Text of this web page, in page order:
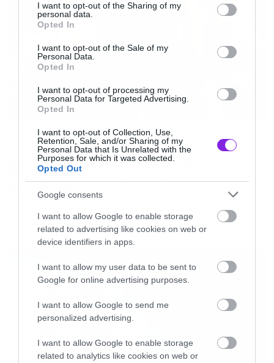
not limited to your visit or usage behaviour. You may click to
grant or deny consent to Google and its third-party tags to
use your data for below specified purposes in below Google
consent section.
I want to opt-out of the Sharing of my
personal data.
Opted In
I want to opt-out of the Sale of my
Personal Data.
Opted In
I want to opt-out of processing my
Personal Data for Targeted Advertising.
Opted In
I want to opt-out of Collection, Use,
Retention, Sale, and/or Sharing of my
Personal Data that Is Unrelated with the
Purposes for which it was collected.
Opted Out
Google consents
I want to allow Google to enable storage
related to advertising like cookies on web or
device identifiers in apps.
I want to allow my user data to be sent to
Google for online advertising purposes.
I want to allow Google to send me
personalized advertising.
I want to allow Google to enable storage
related to analytics like cookies on web or
δήλωσε αρχικά ο ηγέτης των Megadeth και του
βγάζουμε το καπέλο γι αυτό, αλλά στη
συνέχεια κατάφερε να χρησιμοποιήσει τον
εαυτό του στην ίδια πρόταση, με τον James
Hetfield (αυτό είναι λογικό) τον Axl Rose (έτσι
όπως έχει γίνει ο Axl Rose επίσης λογικό) και
τιμωρείται με κάποια βαριά ποινή).
Είμαστε άνθρωποι με χαρακτηριστικές φωνές.
Όταν κάποιος μας ακούει καταλαβαίνει αμέσως
ότι είμαστε εμείς» είπε ο Dave Mustaine και σε
κάποιο άλλο μέρος της γης ο Chris Cornell
έπεσε από την καρέκλα του.
System of a Down και Faith No
More μαζί σε περιοδεία στην
Αυστραλία